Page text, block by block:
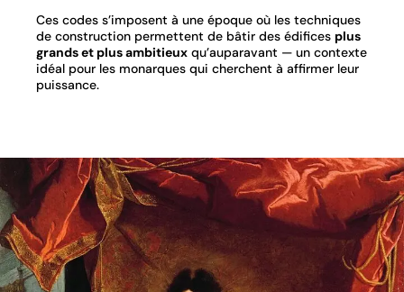
Ces codes s’imposent à une époque où les techniques
de construction permettent de bâtir des édifices plus
grands et plus ambitieux qu’auparavant — un contexte
idéal pour les monarques qui cherchent à affirmer leur
puissance.